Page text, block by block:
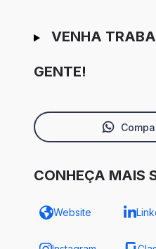
VENHA
GENTE!
CONHEÇA MAIS
Website